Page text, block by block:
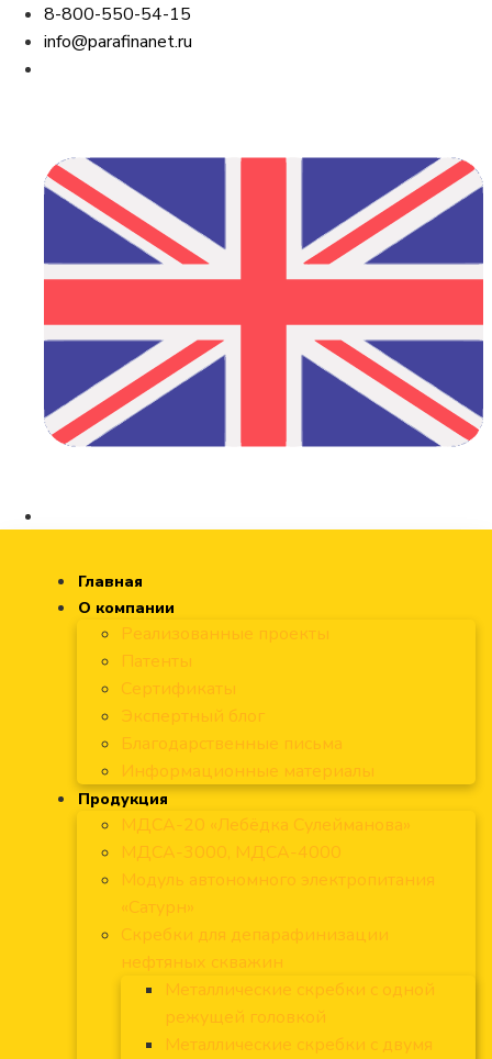
8-800-550-54-15
info@parafinanet.ru
Главная
О компании
Реализованные проекты
Патенты
Сертификаты
Экспертный блог
Благодарственные письма
Информационные материалы
Продукция
МДСА-20 «Лебёдка Сулейманова»
МДСА-3000, МДСА-4000
Модуль автономного электропитания
«Сатурн»
Скребки для депарафинизации
нефтяных скважин
Металлические скребки с одной
режущей головкой
Металлические скребки с двумя